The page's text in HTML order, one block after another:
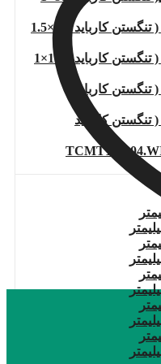
فرز اره ای تمام الماس ( تنگستن کارباید )80×1.5
فرز اره ای تمام الماس ( تنگستن کارباید )100×1
کارباید
کارباید